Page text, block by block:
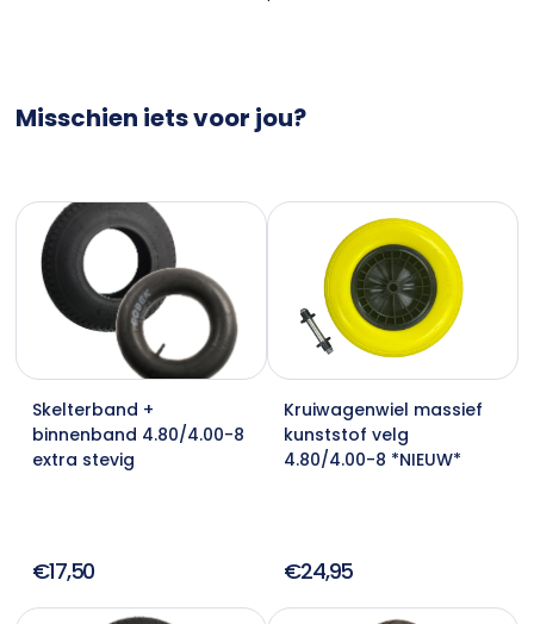
Misschien iets voor jou?
Skelterband +
binnenband 4.80/4.00-8
extra stevig
€17,50
Kruiwagenwiel massief
kunststof velg
4.80/4.00-8 *NIEUW*
€24,95